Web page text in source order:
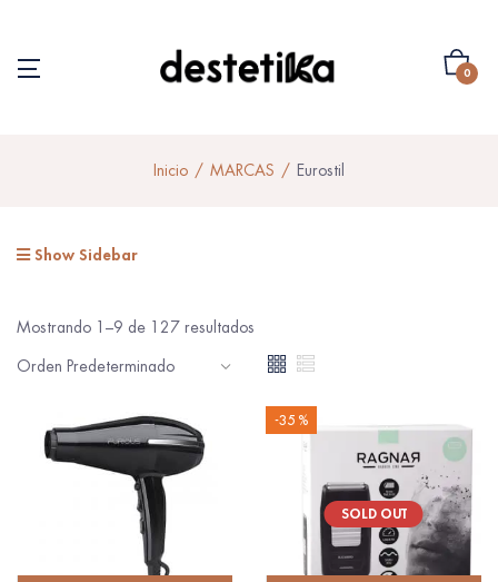
0
Inicio MARCAS Eurostil
Show Sidebar
Mostrando 1–9 de 127 resultados
SOLD OUT
-35 %